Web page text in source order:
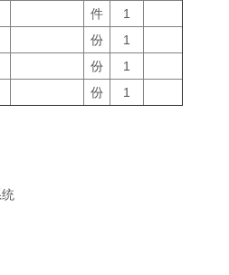
件
1
份
1
份
1
份 1